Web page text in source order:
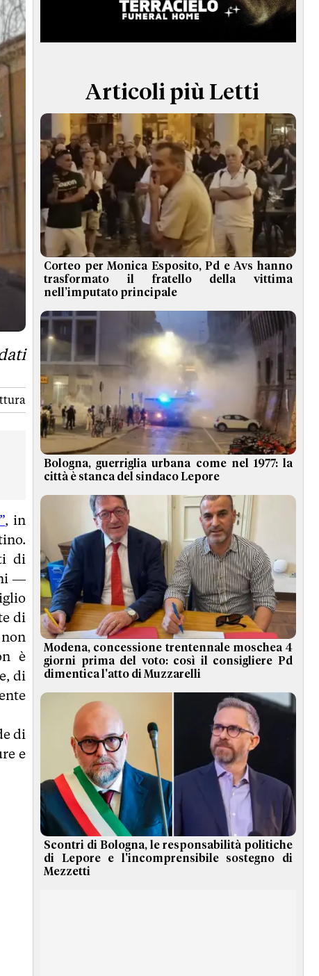
TERMINI e CONDIZIONI
, in
di
—
di
è
di
di
e
Articoli più Letti
Corteo per Monica Esposito, Pd e Avs hanno
trasformato il fratello della vittima
nell’imputato principale
Bologna, guerriglia urbana come nel 1977: la
città è stanca del sindaco Lepore
Modena, concessione trentennale moschea 4
giorni prima del voto: così il consigliere Pd
dimentica l'atto di Muzzarelli
Scontri di Bologna, le responsabilità politiche
di Lepore e l'incomprensibile sostegno di
Mezzetti